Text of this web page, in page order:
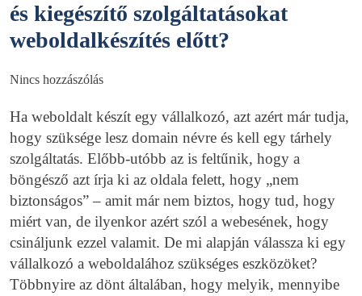
és kiegészítő szolgáltatásokat
weboldalkészítés előtt?
Nincs hozzászólás
Ha weboldalt készít egy vállalkozó, azt azért már tudja,
hogy szüksége lesz domain névre és kell egy tárhely
szolgáltatás. Előbb-utóbb az is feltűnik, hogy a
böngésző azt írja ki az oldala felett, hogy „nem
biztonságos” – amit már nem biztos, hogy tud, hogy
miért van, de ilyenkor azért szól a webesének, hogy
csináljunk ezzel valamit. De mi alapján válassza ki egy
vállalkozó a weboldalához szükséges eszközöket?
Többnyire az dönt általában, hogy melyik, mennyibe